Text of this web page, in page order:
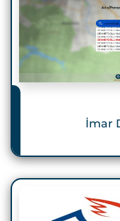
İmar